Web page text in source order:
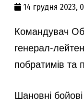
14 грудня 2023,
Командувач
генерал-
побратимів та
Шановні